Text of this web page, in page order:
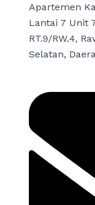
Apartemen
Lantai 7 Unit
RT.9/RW.4,
Selatan,